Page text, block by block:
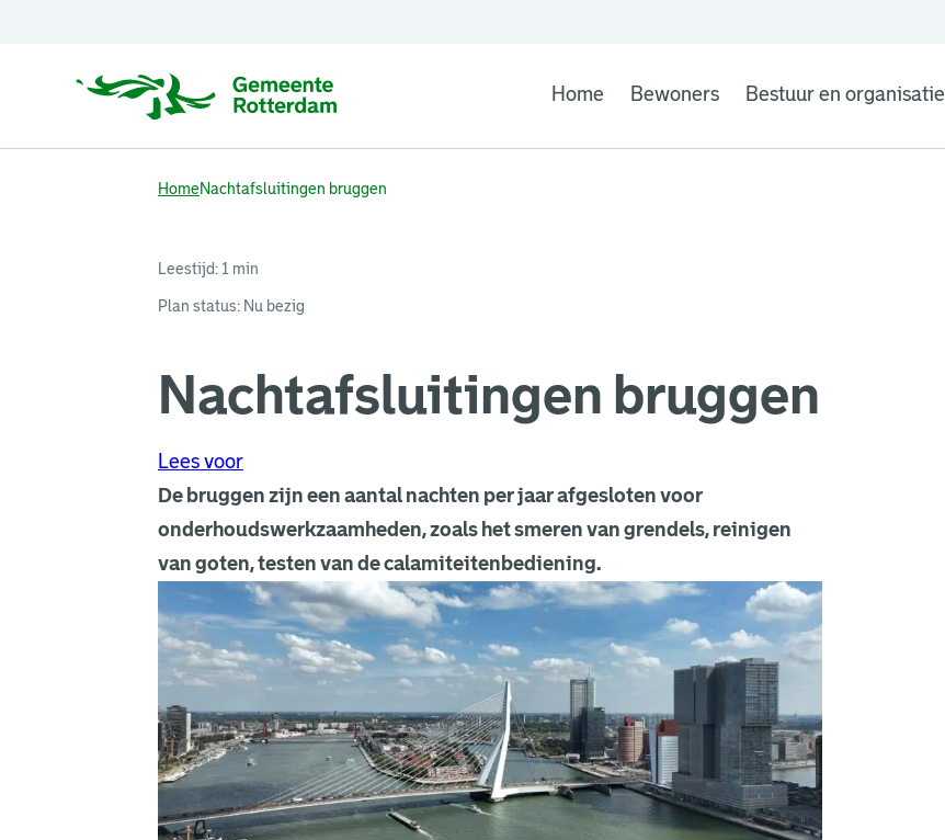
Home Bewoners Bestuur en organisatie
HomeNachtafsluitingen bruggen
Leestijd: 1 min
Plan status: Nu bezig
Nachtafsluitingen bruggen
Lees voor
De bruggen zijn een aantal nachten per jaar afgesloten voor
onderhoudswerkzaamheden, zoals het smeren van grendels, reinigen
van goten, testen van de calamiteitenbediening.